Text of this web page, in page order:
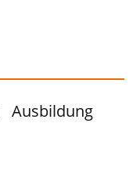
Ausbildung